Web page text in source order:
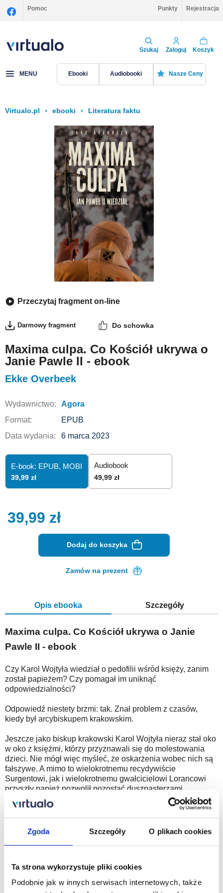
Zgoda Szczegóły O plikach cookies
Ta strona wykorzystuje pliki cookies
Podobnie jak w innych serwisach internetowych, także
Pomoc Punkty Rejestracja
Szukaj Zaloguj Koszyk
MENU Ebooki Audiobooki Nasze Ceny
Virtualo.pl › ebooki › Literatura faktu
Przeczytaj fragment on-line
Darmowy fragment Do schowka
Maxima culpa. Co Kościół ukrywa o
Janie Pawle II - ebook
Ekke Overbeek
Wydawnictwo:
Agora
Format:
EPUB
Data wydania:
6 marca 2023
E-book: EPUB, MOBI
39,99 zł
Audiobook
49,99 zł
39,99 zł
Dodaj do koszyka
Zamów na prezent
Opis ebooka Szczegóły
Maxima culpa. Co Kościół ukrywa o Janie
Pawle II - ebook
Czy Karol Wojtyła wiedział o pedofilii wśród księży, zanim
został papieżem? Czy pomagał im uniknąć
odpowiedzialności?
Odpowiedź niestety brzmi: tak. Znał problem z czasów,
kiedy był arcybiskupem krakowskim.
Jeszcze jako biskup krakowski Karol Wojtyła nieraz stał oko
w oko z księżmi, którzy przyznawali się do molestowania
dzieci. Nie mógł więc myśleć, że oskarżenia wobec nich są
fałszywe. A mimo to wielokrotnemu recydywiście
Surgentowi, jak i wielokrotnemu gwałcicielowi Lorancowi
przyszły papież pozwolił pozostać duszpasterzami.
Surgentowi nawet z zachowaniem prawa do nauczania
religii. Bolesławowi Sadusiowi pomógł uniknąć
odpowiedzialności przenosząc za granicę, gdzie rozkwitła
jego kariera.
A może to wszystko ubeckie prowokacje, które miały
wskazuje na to, by komuniści preparowali dowody
obciążające tych duchownych. Przeciwnie: księża nieraz
unikali procesów, chociaż milicja i SB miały przeciwko nim